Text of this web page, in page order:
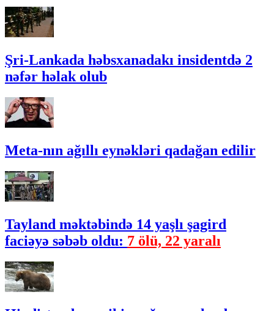
Şri-Lankada həbsxanadakı insidentdə 2
nəfər həlak olub
Meta-nın ağıllı eynəkləri qadağan edilir
Tayland məktəbində 14 yaşlı şagird
faciəyə səbəb oldu: 7 ölü, 22 yaralı